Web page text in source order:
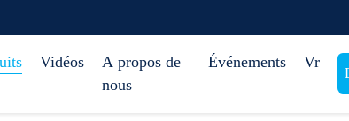
Vidéos
A propos de
nous
Événements Vr